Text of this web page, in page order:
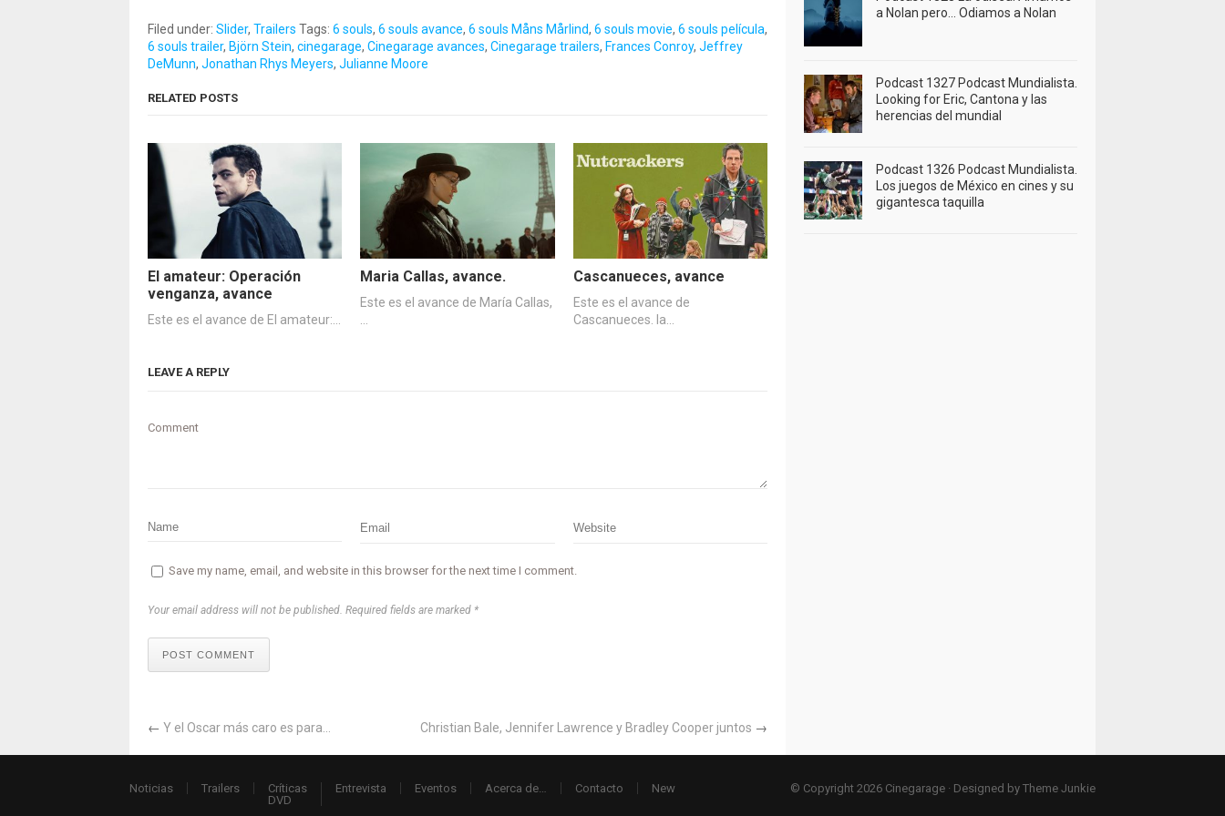
Filed under: Slider, Trailers Tags: 6 souls, 6 souls avance, 6 souls Måns Mårlind, 6 souls movie, 6 souls película,
6 souls trailer, Björn Stein, cinegarage, Cinegarage avances, Cinegarage trailers, Frances Conroy, Jeffrey
DeMunn, Jonathan Rhys Meyers, Julianne Moore
RELATED POSTS
El amateur: Operación
venganza, avance
Este es el avance de El amateur:…
Maria Callas, avance.
Este es el avance de María Callas,
…
Cascanueces, avance
Este es el avance de
Cascanueces. la…
LEAVE A REPLY
Comment
Save my name, email, and website in this browser for the next time I comment.
Your email address will not be published. Required fields are marked *
POST COMMENT
← Y el Oscar más caro es para… Christian Bale, Jennifer Lawrence y Bradley Cooper juntos →
a Nolan pero… Odiamos a Nolan
Podcast 1327 Podcast Mundialista.
Looking for Eric, Cantona y las
herencias del mundial
Podcast 1326 Podcast Mundialista.
Los juegos de México en cines y su
gigantesca taquilla
Noticias Trailers
Críticas
DVD
Entrevista Eventos Acerca de… Contacto New © Copyright 2026 Cinegarage · Designed by Theme Junkie